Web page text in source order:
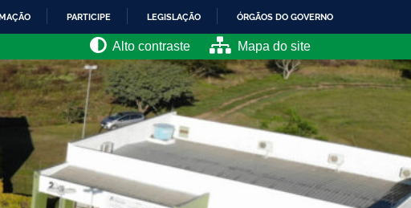
PARTICIPE LEGISLAÇÃO ÓRGÃOS DO GOVERNO
Alto contraste Mapa do site